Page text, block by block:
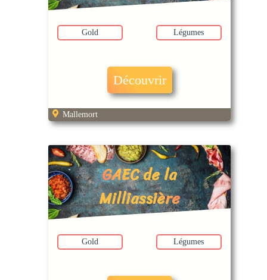
Gold Légumes
Découvrir
Mallemort
GAEC de la
Milliassière
Gold Légumes